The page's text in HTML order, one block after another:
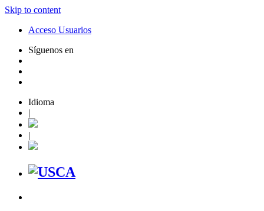
Skip to content
Acceso Usuarios
Síguenos en
Idioma
|
|